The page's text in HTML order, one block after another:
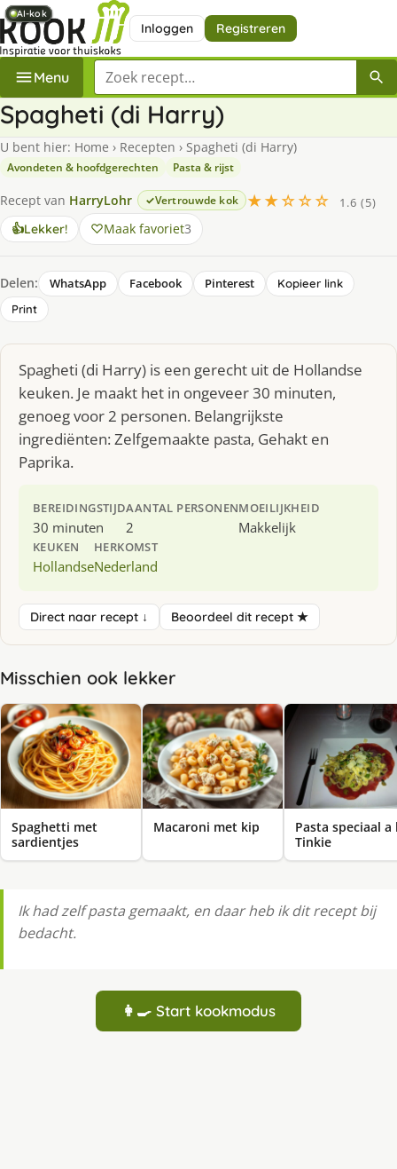
Inloggen Registreren
Menu Zoek een recept
Spagheti (di Harry)
U bent hier: Home › Recepten › Spagheti (di Harry)
Avondeten & hoofdgerechten Pasta & rijst
Recept van HarryLohr Vertrouwde kok ★★☆☆☆
1.6 (5)
👍Lekker! Maak favoriet3
Delen: WhatsApp Facebook Pinterest
Kopieer link
Print
Spagheti (di Harry) is een gerecht uit de Hollandse
keuken. Je maakt het in ongeveer 30 minuten,
genoeg voor 2 personen. Belangrijkste
ingrediënten: Zelfgemaakte pasta, Gehakt en
Paprika.
BEREIDINGSTIJD
30 minuten
AANTAL PERSONEN
2
MOEILIJKHEID
Makkelijk
KEUKEN
Hollandse
HERKOMST
Nederland
Direct naar recept ↓ Beoordeel dit recept ★
Misschien ook lekker
AI-kok
Spaghetti met
sardientjes
AI-kok
Macaroni met kip
Pasta speciaal a
Tinkie
AI-kok
AI-kok
AI-kok
AI-kok
Ik had zelf pasta gemaakt, en daar heb ik dit recept bij
bedacht.
👩‍🍳 Start kookmodus